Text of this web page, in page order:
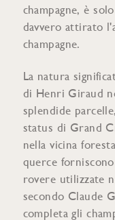
champagne, è
davvero attirato
champagne.
La natura
di Henri Giraud
splendide
status di Grand
nella vicina
querce
rovere utilizzate
secondo Claude
completa gli